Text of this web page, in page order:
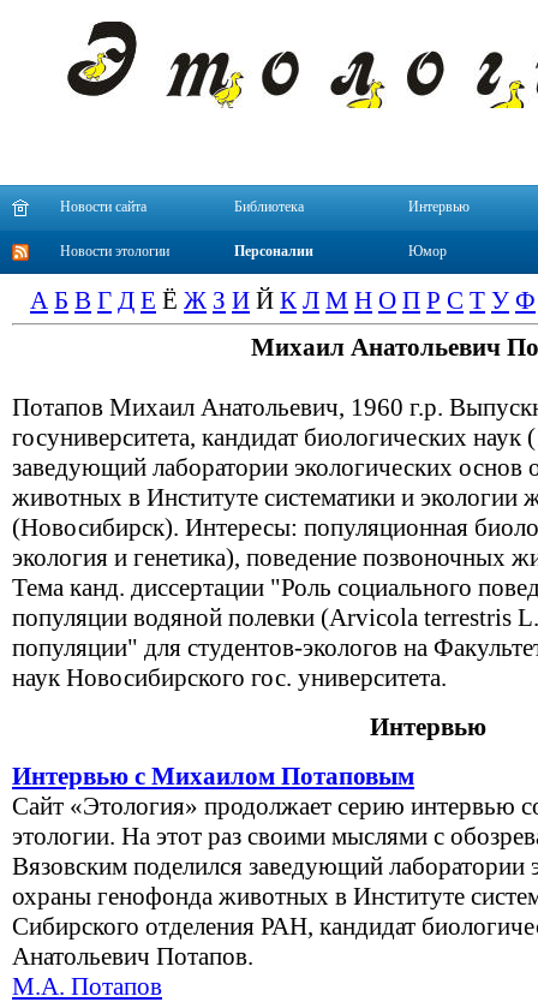
Новости сайта Библиотека Интервью
Новости этологии Персоналии Юмор
А Б В Г Д Е Ё Ж З И Й К Л М Н О П Р С Т У Ф
Михаил Анатольевич
Потапов Михаил Анатольевич, 1960 г.р.
госуниверситета, кандидат биологических
заведующий лаборатории экологических основ
животных в Институте систематики и
(Новосибирск). Интересы: популяционная
экология и генетика), поведение позвоночных
Тема канд. диссертации "Роль социального
популяции водяной полевки (Arvicola terrestris
популяции" для студентов-экологов на
наук Новосибирского гос. университета.
Интервью
Интервью с Михаилом Потаповым
Сайт «Этология» продолжает серию интервью
этологии. На этот раз своими мыслями с
Вязовским поделился заведующий лаборатории
охраны генофонда животных в Институте
Сибирского отделения РАН, кандидат
Анатольевич Потапов.
М.А. Потапов